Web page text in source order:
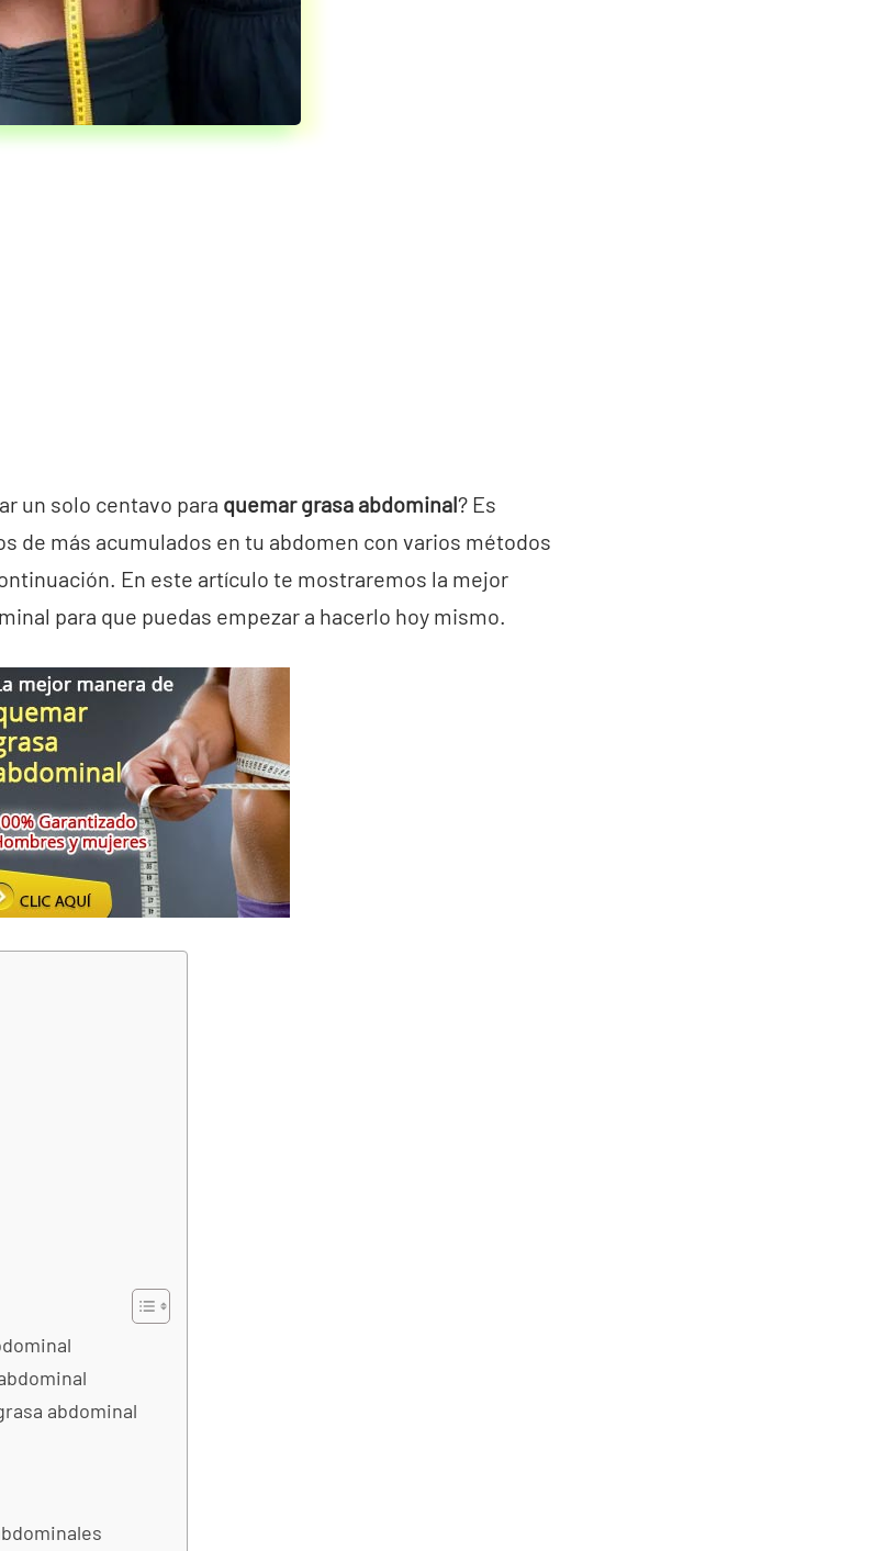
un solo centavo para quemar grasa abdominal? Es
de más acumulados en tu abdomen con varios métodos
En este artículo te mostraremos la mejor
para que puedas empezar a hacerlo hoy mismo.
abdominal